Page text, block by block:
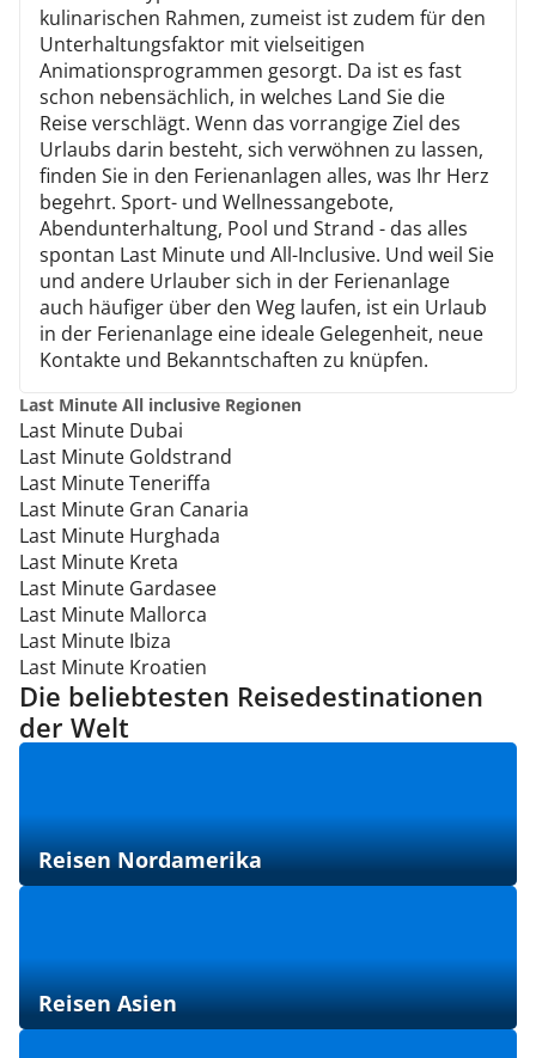
kulinarischen Rahmen, zumeist ist zudem für den
Unterhaltungsfaktor mit vielseitigen
Animationsprogrammen gesorgt. Da ist es fast
schon nebensächlich, in welches Land Sie die
Reise verschlägt. Wenn das vorrangige Ziel des
Urlaubs darin besteht, sich verwöhnen zu lassen,
finden Sie in den Ferienanlagen alles, was Ihr Herz
begehrt. Sport- und Wellnessangebote,
Abendunterhaltung, Pool und Strand - das alles
spontan Last Minute und All-Inclusive. Und weil Sie
und andere Urlauber sich in der Ferienanlage
auch häufiger über den Weg laufen, ist ein Urlaub
in der Ferienanlage eine ideale Gelegenheit, neue
Kontakte und Bekanntschaften zu knüpfen.
Last Minute All inclusive Regionen
Last Minute Dubai
Last Minute Goldstrand
Last Minute Teneriffa
Last Minute Gran Canaria
Last Minute Hurghada
Last Minute Kreta
Last Minute Gardasee
Last Minute Mallorca
Last Minute Ibiza
Last Minute Kroatien
Die beliebtesten Reisedestinationen
der Welt
Reisen Nordamerika
Reisen Asien